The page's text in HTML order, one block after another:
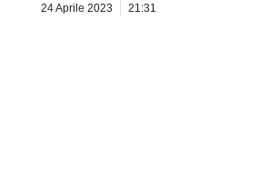
24 Aprile 2023 21:31